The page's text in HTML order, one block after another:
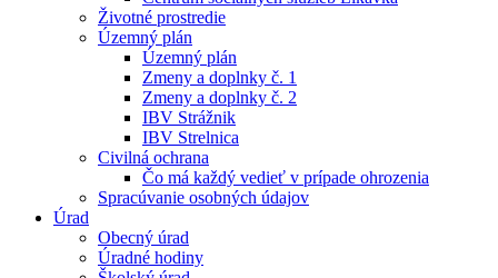
Životné prostredie
Územný plán
Územný plán
Zmeny a doplnky č. 1
Zmeny a doplnky č. 2
IBV Strážnik
IBV Strelnica
Civilná ochrana
Čo má každý vedieť v prípade ohrozenia
Spracúvanie osobných údajov
Úrad
Obecný úrad
Úradné hodiny